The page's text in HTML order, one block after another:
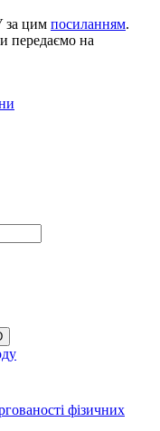
за цим посиланням.
передаємо на
фізичних